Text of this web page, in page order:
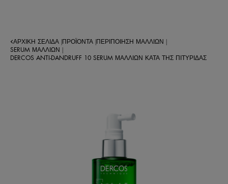
ΑΡΧΙΚΉ ΣΕΛΊΔΑ ΠΡΟΪΌΝΤΑ ΠΕΡΙΠΟΊΗΣΗ ΜΑΛΛΙΏΝ
SERUM ΜΑΛΛΙΩΝ
DERCOS ANTI-DANDRUFF 10 SERUM ΜΑΛΛΙΏΝ ΚΑΤΆ ΤΗΣ ΠΙΤΥΡΊΔΑΣ